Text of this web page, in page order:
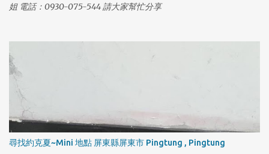
姐 電話：0930-075-544 請大家幫忙分享
尋找約克夏~Mini 地點 屏東縣屏東市 Pingtung , Pingtung